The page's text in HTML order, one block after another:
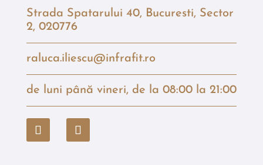
Strada Spatarului 40, Bucuresti, Sector
2, 020776
raluca.iliescu@infrafit.ro
de luni până vineri, de la 08:00 la 21:00